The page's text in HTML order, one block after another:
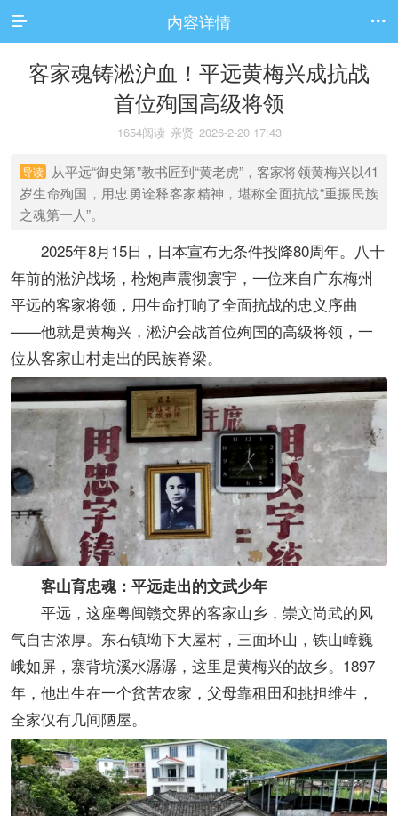
 内容详情 
客家魂铸淞沪血！平远黄梅兴成抗战
首位殉国高级将领
1654阅读 亲贤 2026-2-20 17:43
导读
从平远“御史第”教书匠到“黄老虎”，客家将领黄梅兴以41
岁生命殉国，用忠勇诠释客家精神，堪称全面抗战“重振民族
之魂第一人”。
2025年8月15日，日本宣布无条件投降80周年。八十
年前的淞沪战场，枪炮声震彻寰宇，一位来自广东梅州
平远的客家将领，用生命打响了全面抗战的忠义序曲
——他就是黄梅兴，淞沪会战首位殉国的高级将领，一
位从客家山村走出的民族脊梁。
客山育忠魂：平远走出的文武少年
平远，这座粤闽赣交界的客家山乡，崇文尚武的风
气自古浓厚。东石镇坳下大屋村，三面环山，铁山嶂巍
峨如屏，寨背坑溪水潺潺，这里是黄梅兴的故乡。1897
年，他出生在一个贫苦农家，父母靠租田和挑担维生，
全家仅有几间陋屋。